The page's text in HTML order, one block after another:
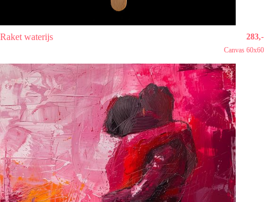
Raket waterijs 283,-
Canvas 60x60